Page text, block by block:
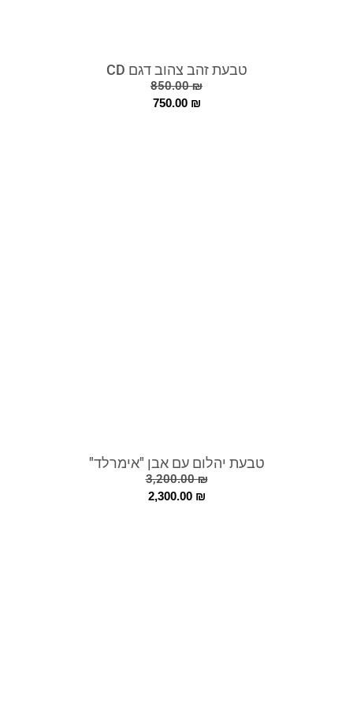
טבעת זהב צהוב דגם CD
850.00₪
750.00 ₪
טבעת יהלום עם אבן "אימרלד"
3,200.00₪
2,300.00 ₪